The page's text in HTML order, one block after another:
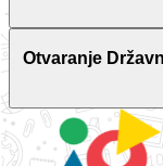
Otvaranje